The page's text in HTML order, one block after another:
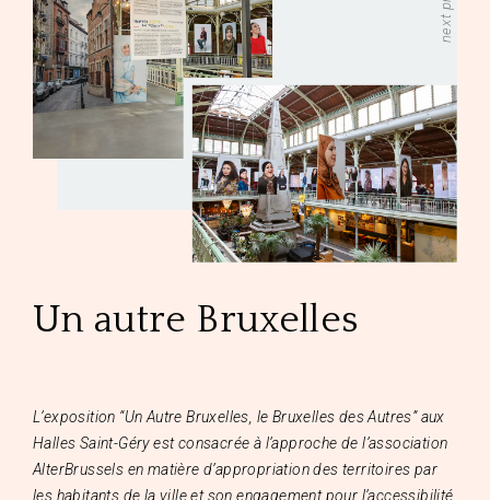
Un autre Bruxelles
L’exposition “Un Autre Bruxelles, le Bruxelles des Autres” aux
Halles Saint-Géry est consacrée à l’approche de l’association
AlterBrussels en matière d’appropriation des territoires par
les habitants de la ville et son engagement pour l’accessibilité